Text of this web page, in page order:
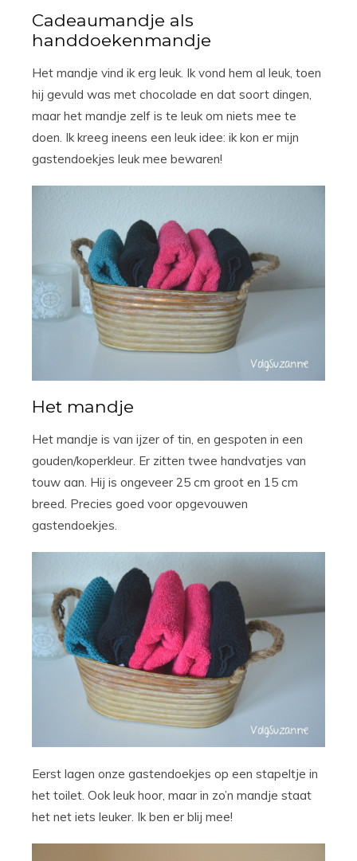
Cadeaumandje als
handdoekenmandje
Het mandje vind ik erg leuk. Ik vond hem al leuk, toen
hij gevuld was met chocolade en dat soort dingen,
maar het mandje zelf is te leuk om niets mee te
doen. Ik kreeg ineens een leuk idee: ik kon er mijn
gastendoekjes leuk mee bewaren!
Het mandje
Het mandje is van ijzer of tin, en gespoten in een
gouden/koperkleur. Er zitten twee handvatjes van
touw aan. Hij is ongeveer 25 cm groot en 15 cm
breed. Precies goed voor opgevouwen
gastendoekjes.
Eerst lagen onze gastendoekjes op een stapeltje in
het toilet. Ook leuk hoor, maar in zo’n mandje staat
het net iets leuker. Ik ben er blij mee!